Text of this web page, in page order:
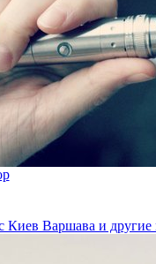
Киев Варшава и